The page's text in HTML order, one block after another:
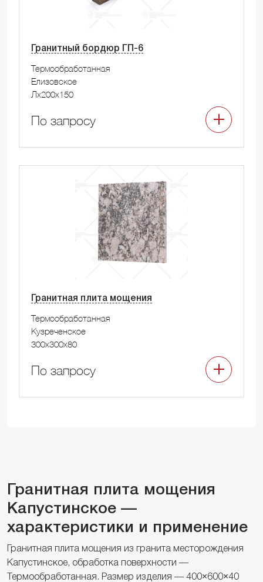
Гранитный бордюр ГП-6
Термообработанная
Елизовское
Лx200x150
По запросу
Гранитная плита мощения
Термообработанная
Кузреченское
300x300x80
По запросу
Гранитная плита мощения
Капустинское —
характеристики и применение
Гранитная плита мощения из гранита месторождения
Капустинское, обработка поверхности —
Термообработанная. Размер изделия — 400×600×40